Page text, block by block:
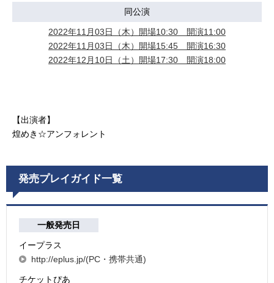
同公演
2022年11月03日（木）開場10:30 開演11:00
2022年11月03日（木）開場15:45 開演16:30
2022年12月10日（土）開場17:30 開演18:00
【出演者】
煌めき☆アンフォレント
発売プレイガイド一覧
一般発売日
イープラス
http://eplus.jp/(PC・携帯共通)
チケットぴあ